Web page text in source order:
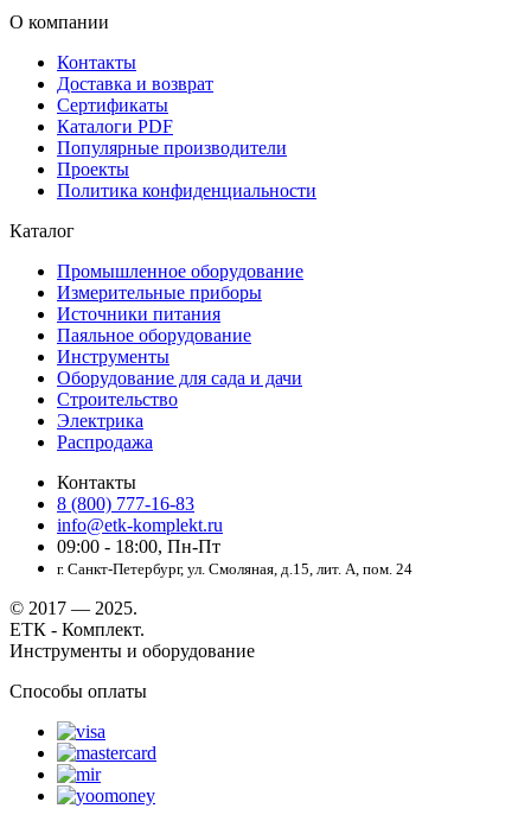
О компании
Контакты
Доставка и возврат
Сертификаты
Каталоги PDF
Популярные производители
Проекты
Политика конфиденциальности
Каталог
Промышленное оборудование
Измерительные приборы
Источники питания
Паяльное оборудование
Инструменты
Оборудование для сада и дачи
Строительство
Электрика
Распродажа
Контакты
8 (800) 777-16-83
info@etk-komplekt.ru
09:00 - 18:00, Пн-Пт
г. Санкт-Петербург, ул. Смоляная, д.15, лит. А, пом. 24
© 2017 — 2025.
ЕТК - Комплект.
Инструменты и оборудование
Способы оплаты